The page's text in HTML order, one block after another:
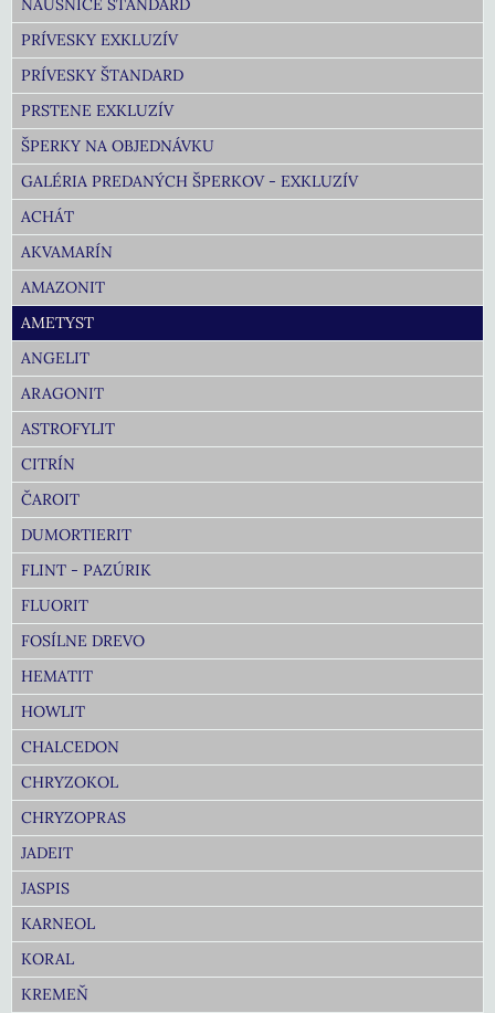
NÁUŠNICE ŠTANDARD
PRÍVESKY EXKLUZÍV
PRÍVESKY ŠTANDARD
PRSTENE EXKLUZÍV
ŠPERKY NA OBJEDNÁVKU
GALÉRIA PREDANÝCH ŠPERKOV - EXKLUZÍV
ACHÁT
AKVAMARÍN
AMAZONIT
AMETYST
ANGELIT
ARAGONIT
ASTROFYLIT
CITRÍN
ČAROIT
DUMORTIERIT
FLINT - PAZÚRIK
FLUORIT
FOSÍLNE DREVO
HEMATIT
HOWLIT
CHALCEDON
CHRYZOKOL
CHRYZOPRAS
JADEIT
JASPIS
KARNEOL
KORAL
KREMEŇ